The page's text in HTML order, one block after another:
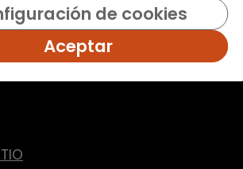
de cookies
Aceptar